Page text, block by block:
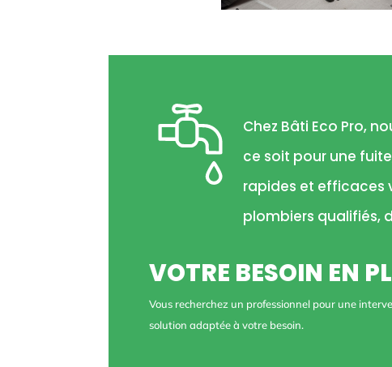
Chez Bâti Eco Pro,
ce soit pour une
rapides et efficaces
plombiers qualifiés,
VOTRE BESOIN EN
Vous recherchez un professionnel pour une
solution adaptée à votre besoin.